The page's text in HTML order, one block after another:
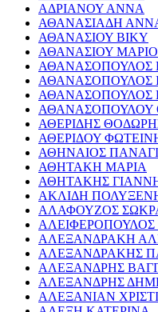
ΑΔΡΙΑΝΟΥ ΑΝΝΑ
ΑΘΑΝΑΣΙΑΔΗ
ΑΘΑΝΑΣΙΟΥ ΒΙΚΥ
ΑΘΑΝΑΣΙΟΥ
ΑΘΑΝΑΣΟΠΟΥΛΟΣ
ΑΘΑΝΑΣΟΠΟΥΛΟΣ
ΑΘΑΝΑΣΟΠΟΥΛΟΣ
ΑΘΑΝΑΣΟΠΟΥΛΟΥ
ΑΘΕΡΙΔΗΣ
ΑΘΕΡΙΔΟΥ
ΑΘΗΝΑΙΟΣ
ΑΘΗΤΑΚΗ ΜΑΡΙΑ
ΑΘΗΤΑΚΗΣ
ΑΚΛΙΔΗ
ΑΛΑΦΟΥΖΟΣ
ΑΛΕΞΑΝΔΡΑΚΗ
ΑΛΕΞΑΝΔΡΑΚΗΣ
ΑΛΕΞΑΝΔΡΗΣ
ΑΛΕΞΑΝΔΡΗΣ
ΑΛΕΞΑΝΙΑΝ